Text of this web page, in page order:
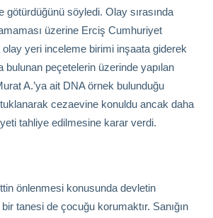
götürdüğünü söyledi. Olay sırasında
üzerine Erciş Cumhuriyet
olay yeri inceleme birimi inşaata giderek
bulunan peçetelerin üzerinde yapılan
A.’ya ait DNA örnek bulunduğu
cezaevine konuldu ancak daha
tahliye edilmesine karar verdi.
önlenmesi konusunda devletin
tanesi de çocuğu korumaktır. Sanığın